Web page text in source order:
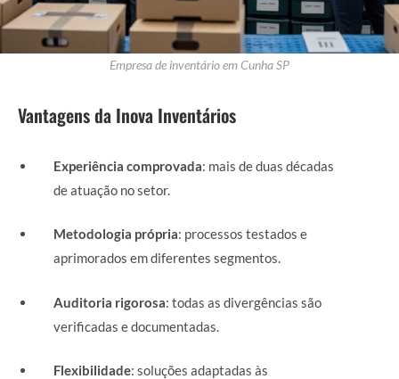
Empresa de inventário em Cunha SP
Vantagens da Inova Inventários
Experiência comprovada: mais de duas décadas
de atuação no setor.
Metodologia própria: processos testados e
aprimorados em diferentes segmentos.
Auditoria rigorosa: todas as divergências são
verificadas e documentadas.
Flexibilidade: soluções adaptadas às